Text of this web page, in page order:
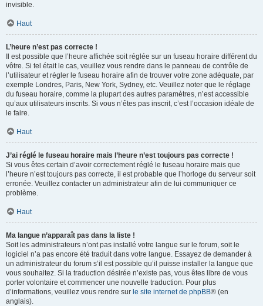
invisible.
Haut
L’heure n’est pas correcte !
Il est possible que l’heure affichée soit réglée sur un fuseau horaire différent du
vôtre. Si tel était le cas, veuillez vous rendre dans le panneau de contrôle de
l’utilisateur et régler le fuseau horaire afin de trouver votre zone adéquate, par
exemple Londres, Paris, New York, Sydney, etc. Veuillez noter que le réglage
du fuseau horaire, comme la plupart des autres paramètres, n’est accessible
qu’aux utilisateurs inscrits. Si vous n’êtes pas inscrit, c’est l’occasion idéale de
le faire.
Haut
J’ai réglé le fuseau horaire mais l’heure n’est toujours pas correcte !
Si vous êtes certain d’avoir correctement réglé le fuseau horaire mais que
l’heure n’est toujours pas correcte, il est probable que l’horloge du serveur soit
erronée. Veuillez contacter un administrateur afin de lui communiquer ce
problème.
Haut
Ma langue n’apparaît pas dans la liste !
Soit les administrateurs n’ont pas installé votre langue sur le forum, soit le
logiciel n’a pas encore été traduit dans votre langue. Essayez de demander à
un administrateur du forum s’il est possible qu’il puisse installer la langue que
vous souhaitez. Si la traduction désirée n’existe pas, vous êtes libre de vous
porter volontaire et commencer une nouvelle traduction. Pour plus
d’informations, veuillez vous rendre sur le site internet de phpBB® (en
anglais).